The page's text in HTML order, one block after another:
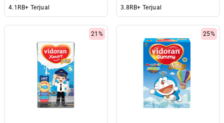
4.1RB+ Terjual
3.8RB+ Terjual
21% 25%